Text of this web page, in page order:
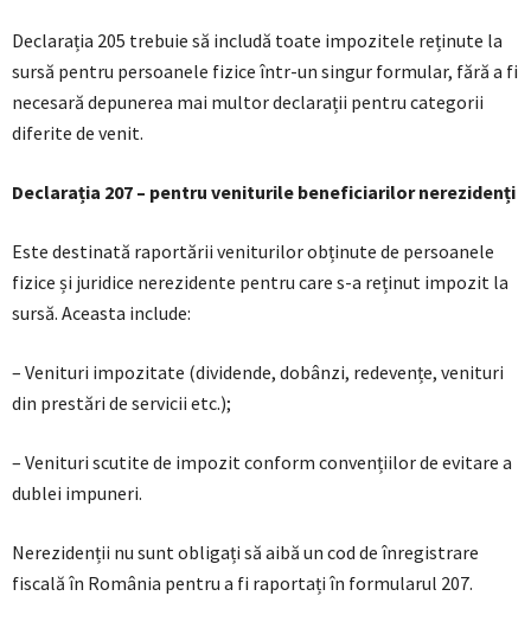
Declarația 205 trebuie să includă toate impozitele reținute la
sursă pentru persoanele fizice într-un singur formular, fără a fi
necesară depunerea mai multor declarații pentru categorii
diferite de venit.
Declarația 207 – pentru veniturile beneficiarilor nerezidenți
Este destinată raportării veniturilor obținute de persoanele
fizice și juridice nerezidente pentru care s-a reținut impozit la
sursă. Aceasta include:
– Venituri impozitate (dividende, dobânzi, redevențe, venituri
din prestări de servicii etc.);
– Venituri scutite de impozit conform convențiilor de evitare a
dublei impuneri.
Nerezidenții nu sunt obligați să aibă un cod de înregistrare
fiscală în România pentru a fi raportați în formularul 207.